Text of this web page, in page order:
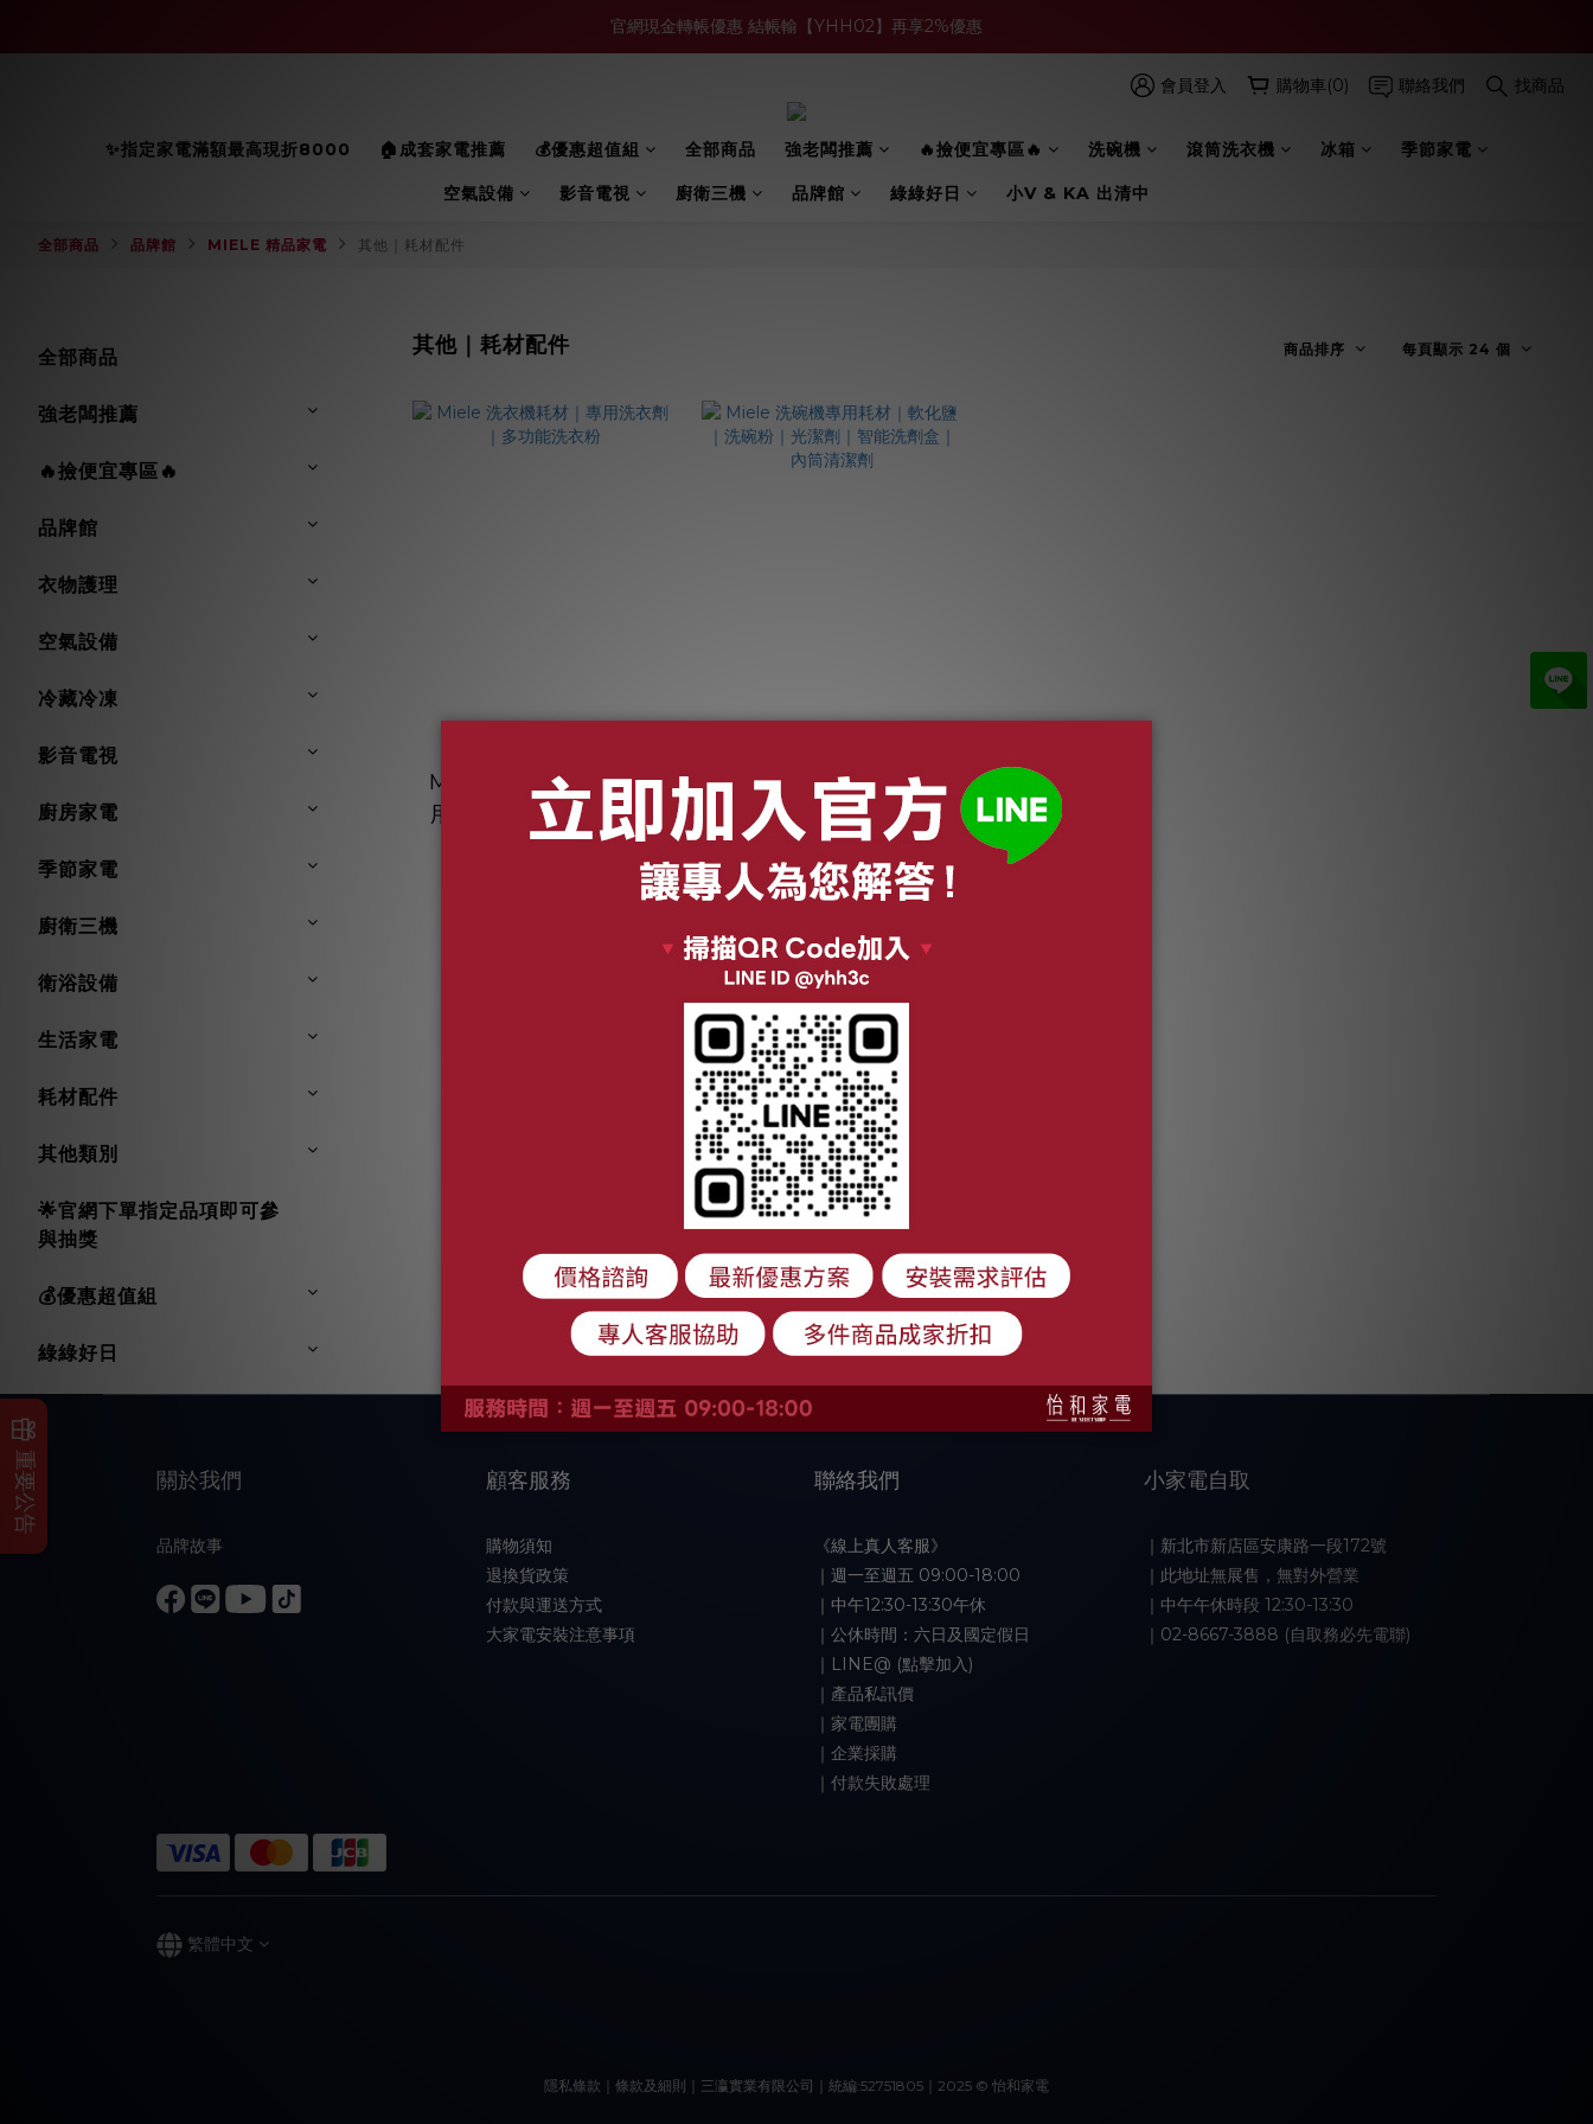
買多件家電找強老闆，比百貨公司更划算 >>
官網現金轉帳優惠 結帳輸【YHH02】再享2%優惠
會員登入 購物車(0) 聯絡我們 找商品
✨指定家電滿額最高現折8000 🏠成套家電推薦 💰優惠超值組 全部商品 強老闆推薦 🔥撿便宜專區🔥 洗碗機 滾筒洗衣機 冰箱 季節家電
空氣設備 影音電視 廚衛三機 品牌館 綠綠好日 小V & KA 出清中
全部商品 品牌館 MIELE 精品家電 其他｜耗材配件
全部商品
強老闆推薦
🔥撿便宜專區🔥
品牌館
衣物護理
空氣設備
冷藏冷凍
影音電視
廚房家電
季節家電
廚衛三機
衛浴設備
生活家電
耗材配件
其他類別
🌟官網下單指定品項即可參
與抽獎
💰優惠超值組
綠綠好日
其他｜耗材配件 商品排序 每頁顯示 24 個
Miele 洗衣機耗材｜專
用洗衣劑｜多功能洗衣
粉
NT$590 ~ NT$1,050
Miele 洗碗機專用耗材
｜軟化鹽｜洗碗粉｜光
潔劑｜智能洗劑盒｜內
筒清潔劑
NT$218 ~ NT$699
NT$990
關於我們
品牌故事
顧客服務
購物須知
退換貨政策
付款與運送方式
大家電安裝注意事項
聯絡我們
《線上真人客服》
｜週一至週五 09:00-18:00
｜中午12:30-13:30午休
｜公休時間：六日及國定假日
｜LINE@ (點擊加入)
｜產品私訊價
｜家電團購
｜企業採購
｜付款失敗處理
小家電自取
｜新北市新店區安康路一段172號
｜此地址無展售，無對外營業
｜中午午休時段 12:30-13:30
｜02-8667-3888 (自取務必先電聯)
繁體中文
隱私條款｜條款及細則｜三瀛實業有限公司｜統編:52751805｜2025 © 怡和家電
重要公告